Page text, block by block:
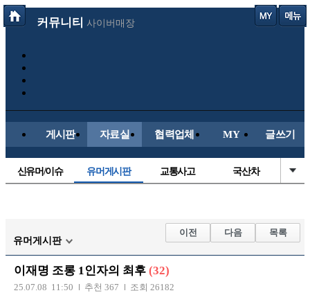
커뮤니티 사이버매장
게시판 자료실 협력업체 MY 글쓰기
신유머/이슈 유머게시판 교통사고 국산차
자유사진 군사/무기
트럭/버스
장착시공사진
유머게시판
이전 다음 목록
이재명 조롱 1인자의 최후 (32)
25.07.08 11:50 추천 367
조회 26182